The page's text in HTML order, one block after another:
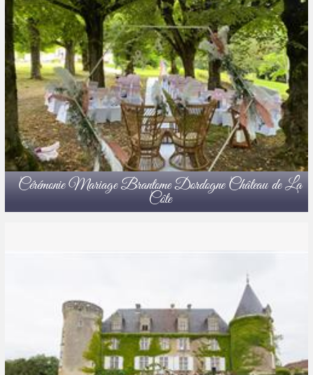
Cérémonie Mariage Brantome Dordogne Château de La
Côte